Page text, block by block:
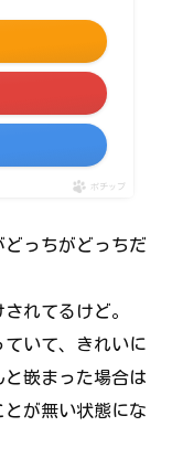
ポチップ
っちがどっちだ
れてるけど。
いて、きれいに
嵌まった場合は
が無い状態にな